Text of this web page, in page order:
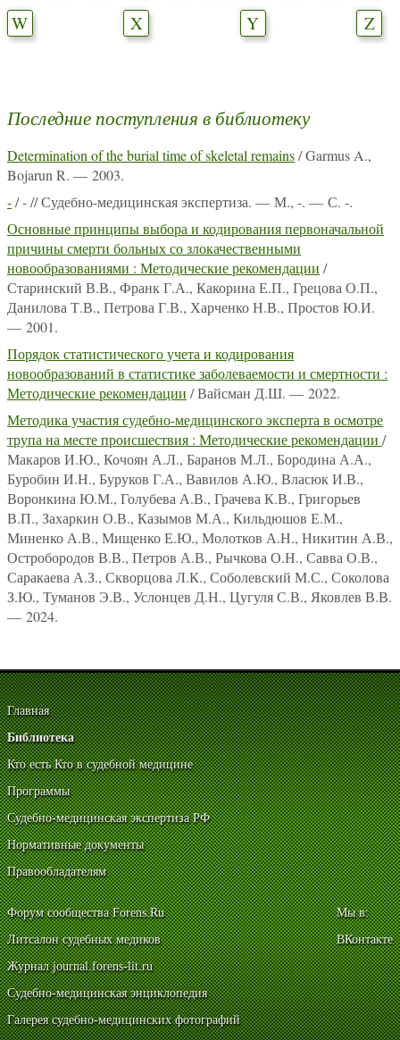
W
X Y Z
Последние поступления в библиотеку
Determination of the burial time of skeletal remains/ Garmus A.,
Bojarun R. — 2003.
-/ - // Судебно-медицинская экспертиза. — М., -. — С. -.
Основные принципы выбора и кодирования первоначальной
причины смерти больных со злокачественными
новообразованиями : Методические рекомендации /
Старинский В.В., Франк Г.А., Какорина Е.П., Грецова О.П.,
Данилова Т.В., Петрова Г.В., Харченко Н.В., Простов Ю.И.
— 2001.
Порядок статистического учета и кодирования
новообразований в статистике заболеваемости и смертности :
Методические рекомендации / Вайсман Д.Ш. — 2022.
Методика участия судебно-медицинского эксперта в осмотре
трупа на месте происшествия : Методические рекомендации /
Макаров И.Ю., Кочоян А.Л., Баранов М.Л., Бородина А.А.,
Буробин И.Н., Буруков Г.А., Вавилов А.Ю., Власюк И.В.,
Воронкина Ю.М., Голубева А.В., Грачева К.В., Григорьев
В.П., Захаркин О.В., Казымов М.А., Кильдюшов Е.М.,
Миненко А.В., Мищенко Е.Ю., Молотков А.Н., Никитин А.В.,
Остробородов В.В., Петров А.В., Рычкова О.Н., Савва О.В.,
Саракаева А.З., Скворцова Л.К., Соболевский М.С., Соколова
З.Ю., Туманов Э.В., Услонцев Д.Н., Цугуля С.В., Яковлев В.В.
— 2024.
Главная
Библиотека
Кто есть Кто в судебной медицине
Программы
Судебно-медицинская экспертиза РФ
Нормативные документы
Правообладателям
Форум сообщества Forens.Ru
Литсалон судебных медиков
Журнал journal.forens-lit.ru
Судебно-медицинская энциклопедия
Галерея судебно-медицинских фотографий
Мы в:
ВКонтакте